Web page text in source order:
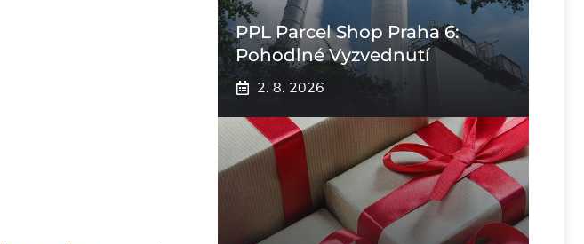
PPL Parcel Shop Praha 6:
Pohodlné Vyzvednutí
2. 8. 2026